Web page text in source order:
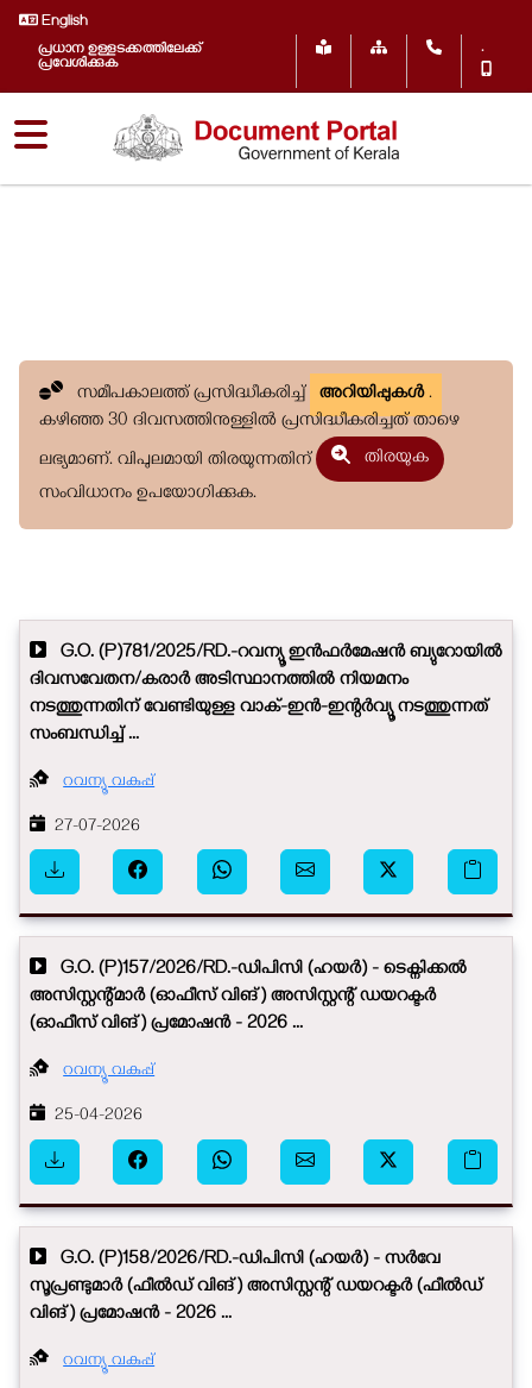
English
പ്രധാന ഉള്ളടക്കത്തിലേക്ക്
പ്രവേശിക്കുക
.
സമീപകാലത്ത് പ്രസിദ്ധീകരിച്ച് അറിയിപ്പുകൾ.
കഴിഞ്ഞ 30 ദിവസത്തിനുള്ളിൽ പ്രസിദ്ധീകരിച്ചത് താഴെ
ലഭ്യമാണ്. വിപുലമായി തിരയുന്നതിന്
തിരയുക
സംവിധാനം ഉപയോഗിക്കുക.
G.O. (P)781/2025/RD.-റവന്യൂ ഇൻഫർമേഷൻ ബ്യുറോയിൽ
ദിവസവേതന/കരാർ അടിസ്ഥാനത്തിൽ നിയമനം
നടത്തുന്നതിന് വേണ്ടിയുള്ള വാക്-ഇൻ-ഇന്റർവ്യൂ നടത്തുന്നത്
സംബന്ധിച്ച് ...
റവന്യൂ വകുപ്പ്
27-07-2026
G.O. (P)157/2026/RD.-ഡിപിസി (ഹയർ) - ടെക്നിക്കൽ
അസിസ്റ്റന്റ്മാർ (ഓഫീസ് വിങ്) അസിസ്റ്റന്റ് ഡയറക്ടർ
(ഓഫീസ് വിങ്) പ്രമോഷൻ - 2026 ...
റവന്യൂ വകുപ്പ്
25-04-2026
G.O. (P)158/2026/RD.-ഡിപിസി (ഹയർ) - സർവേ
സൂപ്രണ്ടുമാർ (ഫീൽഡ് വിങ്) അസിസ്റ്റന്റ് ഡയറക്ടർ (ഫീൽഡ്
വിങ്) പ്രമോഷൻ - 2026 ...
റവന്യൂ വകുപ്പ്